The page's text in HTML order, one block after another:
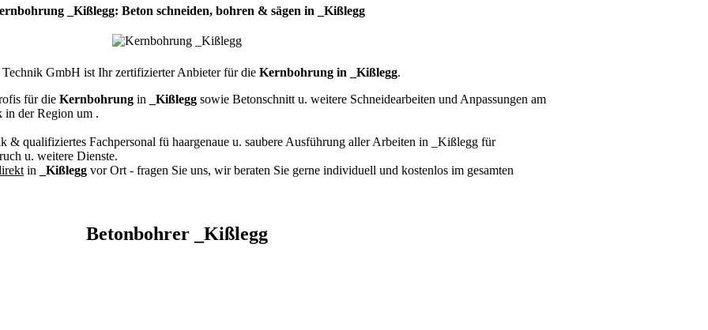
_Kißlegg: Beton schneiden, bohren & sägen in _Kißlegg
GmbH ist Ihr zertifizierter Anbieter für die Kernbohrung in _Kißlegg.
für die Kernbohrung in _Kißlegg sowie Betonschnitt u. weitere Schneidearbeiten und Anpassungen am
in der Region um .
& qualifiziertes Fachpersonal fü haargenaue u. saubere Ausführung aller Arbeiten in _Kißlegg für
u. weitere Dienste.
in _Kißlegg vor Ort - fragen Sie uns, wir beraten Sie gerne individuell und kostenlos im gesamten
Betonbohrer _Kißlegg